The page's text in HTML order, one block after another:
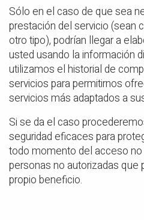
Sólo en el caso de que sea
prestación del servicio (sean
otro tipo), podrían llegar a
usted usando la información
utilizamos el historial de
servicios para permitirnos
servicios más adaptados a
Si se da el caso
seguridad eficaces para
todo momento del acceso
personas no autorizadas que
propio beneficio.